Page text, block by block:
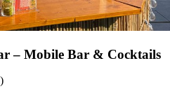
– Mobile Bar & Cocktails